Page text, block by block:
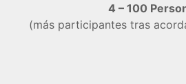
4 – 100
(más participantes tras